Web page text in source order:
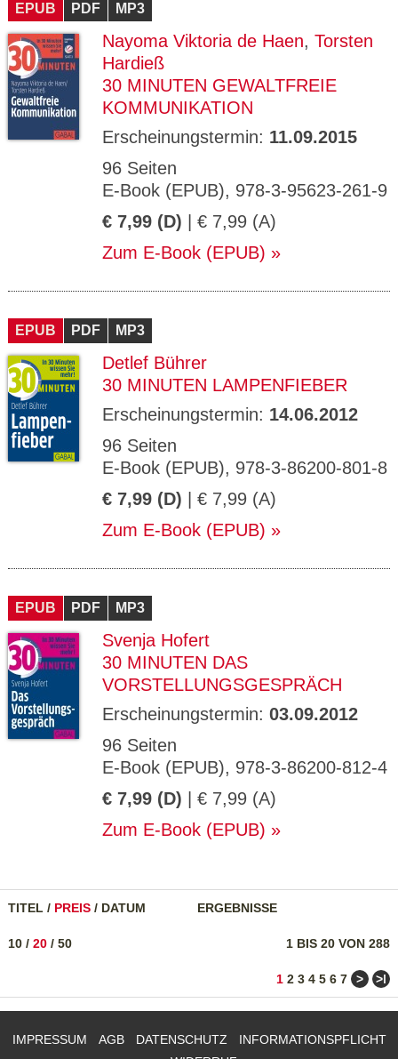
EPUB PDF MP3
Nayoma Viktoria de Haen, Torsten
Hardieß
30 MINUTEN GEWALTFREIE
KOMMUNIKATION
Erscheinungstermin: 11.09.2015
96 Seiten
E-Book (EPUB), 978-3-95623-261-9
€ 7,99 (D) | € 7,99 (A)
Zum E-Book (EPUB)
EPUB PDF MP3
Detlef Bührer
30 MINUTEN LAMPENFIEBER
Erscheinungstermin: 14.06.2012
96 Seiten
E-Book (EPUB), 978-3-86200-801-8
€ 7,99 (D) | € 7,99 (A)
Zum E-Book (EPUB)
EPUB PDF MP3
Svenja Hofert
30 MINUTEN DAS
VORSTELLUNGSGESPRÄCH
Erscheinungstermin: 03.09.2012
96 Seiten
E-Book (EPUB), 978-3-86200-812-4
€ 7,99 (D) | € 7,99 (A)
Zum E-Book (EPUB)
TITEL / PREIS / DATUM ERGEBNISSE
1 BIS 20 VON 288
10 / 20 / 50
1 2 3 4 5 6 7 > >ǀ
IMPRESSUM AGB DATENSCHUTZ
INFORMATIONSPFLICHT